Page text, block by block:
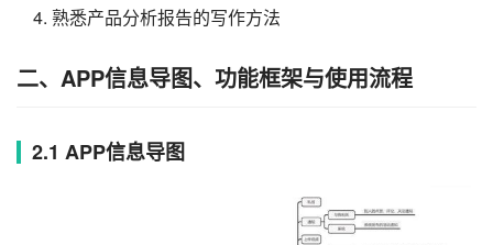
熟悉产品分析报告的写作方法
二、APP信息导图、功能框架与使用流程
2.1 APP信息导图